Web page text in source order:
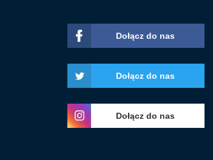
Dołącz do nas
Dołącz do nas
Dołącz do nas